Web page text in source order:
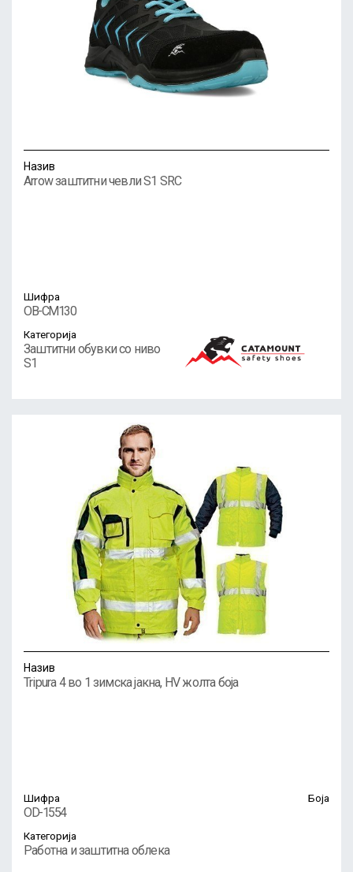
Назив
Arrow заштитни чевли S1 SRC
Шифра
OB-CM130
Категорија
Заштитни обувки со ниво
S1
Назив
Tripura 4 во 1 зимска јакна, HV жолта боја
Шифра
OD-1554
Боја
Категорија
Работна и заштитна облека